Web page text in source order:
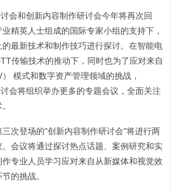
会和创新内容制作研讨会今年将再次回
精英人士组成的国际专家小组的支持下，
最新技术和制作技巧进行探讨。在智能电
传输技术的推动下，同时也为了应对来自
模式和数字资产管理领域的挑战，
会将组织举办更多的专题会议，全面关注
次登场的"创新内容制作研讨会"将进行两
会议将通过探讨热点话题、案例研究和实
专业人员学习应对来自从新媒体和视觉效
的挑战。